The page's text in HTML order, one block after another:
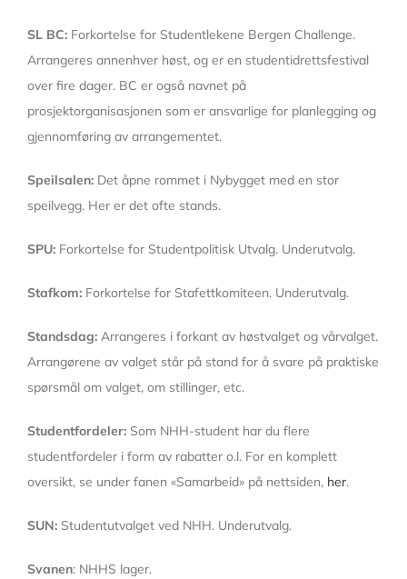
SL BC: Forkortelse for Studentlekene Bergen Challenge.
Arrangeres annenhver høst, og er en studentidrettsfestival
over fire dager. BC er også navnet på
prosjektorganisasjonen som er ansvarlige for planlegging og
gjennomføring av arrangementet.
Speilsalen: Det åpne rommet i Nybygget med en stor
speilvegg. Her er det ofte stands.
SPU: Forkortelse for Studentpolitisk Utvalg. Underutvalg.
Stafkom: Forkortelse for Stafettkomiteen. Underutvalg.
Standsdag: Arrangeres i forkant av høstvalget og vårvalget.
Arrangørene av valget står på stand for å svare på praktiske
spørsmål om valget, om stillinger, etc.
Studentfordeler: Som NHH-student har du flere
studentfordeler i form av rabatter o.l. For en komplett
oversikt, se under fanen «Samarbeid» på nettsiden, her.
SUN: Studentutvalget ved NHH. Underutvalg.
Svanen: NHHS lager.